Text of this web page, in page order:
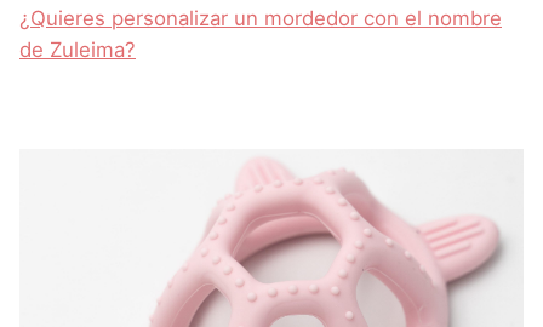
¿Quieres personalizar un mordedor con el nombre
de Zuleima?